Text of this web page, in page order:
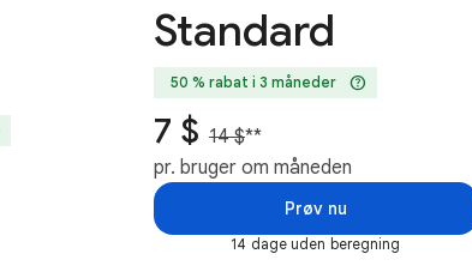
Standard
50 % rabat i 3 måneder help
7 $ 14 $**
pr. bruger om måneden
Prøv nu
14 dage uden beregning